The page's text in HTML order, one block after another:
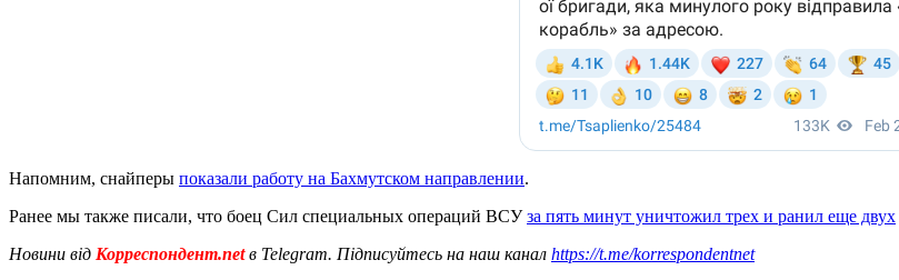
Напомним, снайперы показали работу на Бахмутском направлении.
Ранее мы также писали, что боец Сил специальных операций ВСУза пять минут уничтожил трех и ранил еще двух
Новини від Корреспондент.netв Telegram. Підписуйтесь на наш канал https://t.me/korrespondentnet